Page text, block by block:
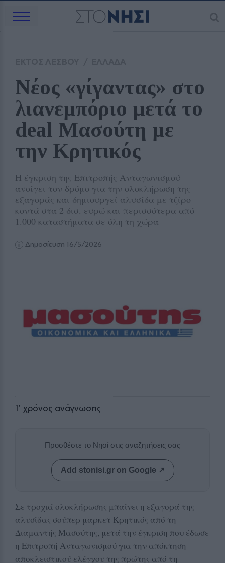
Νέος «γίγαντας» στο
λιανεμπόριο μετά το
deal Μασούτη με
την Κρητικός
Η έγκριση της Επιτροπής Ανταγωνισμού
ανοίγει τον δρόμο για την ολοκλήρωση της
εξαγοράς και δημιουργεί αλυσίδα με τζίρο
κοντά στα 2 δισ. ευρώ και περισσότερα από
1.000 καταστήματα σε όλη τη χώρα
Δημοσίευση 16/5/2026
1' χρόνος ανάγνωσης
Προσθέστε το Νησί στις αναζητήσεις σας
Add stonisi.gr on Google ↗
Σε τροχιά ολοκλήρωσης μπαίνει η εξαγορά της
αλυσίδας σούπερ μαρκετ Κρητικός από τη
Διαμαντής Μασούτης, μετά την έγκριση που έδωσε
η Επιτροπή Ανταγωνισμού για την απόκτηση
αποκλειστικού ελέγχου της πρώτης από τη